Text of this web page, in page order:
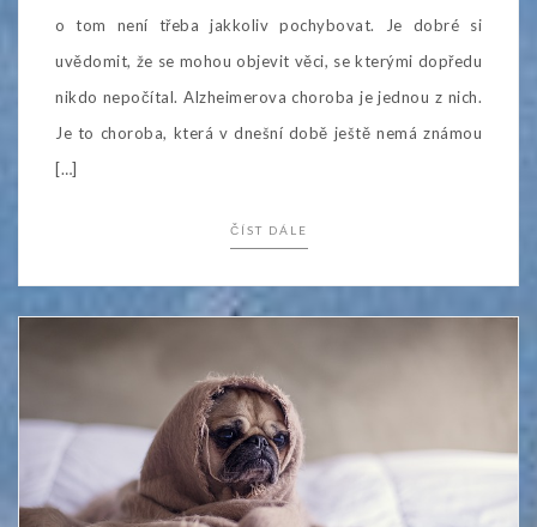
o tom není třeba jakkoliv pochybovat. Je dobré si
uvědomit, že se mohou objevit věci, se kterými dopředu
nikdo nepočítal. Alzheimerova choroba je jednou z nich.
Je to choroba, která v dnešní době ještě nemá známou
[…]
ČÍST DÁLE